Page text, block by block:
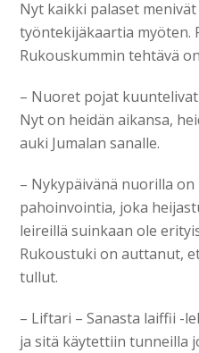
Nyt kaikki palaset
työntekijäkaartia myöten.
Rukouskummin tehtävä
– Nuoret pojat
Nyt on heidän aikansa,
auki Jumalan sanalle.
– Nykypäivänä nuorilla
pahoinvointia, joka
leireillä suinkaan ole
Rukoustuki on auttanut,
tullut.
– Liftari – Sanasta laiffii -
ja sitä käytettiin tunneilla